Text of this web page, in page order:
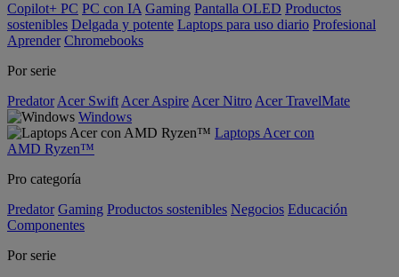
Copilot+ PC PC con IA Gaming Pantalla OLED Productos
sostenibles Delgada y potente Laptops para uso diario Profesional
Aprender Chromebooks
Por serie
Predator Acer Swift Acer Aspire Acer Nitro Acer TravelMate
Windows
Laptops Acer con
AMD Ryzen™
Pro categoría
Predator Gaming Productos sostenibles Negocios Educación
Componentes
Por serie